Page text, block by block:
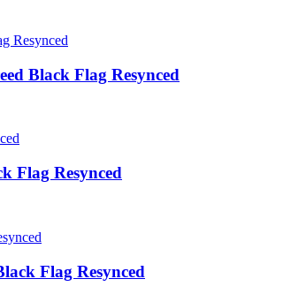
Black Flag Resynced
Flag Resynced
Flag Resynced